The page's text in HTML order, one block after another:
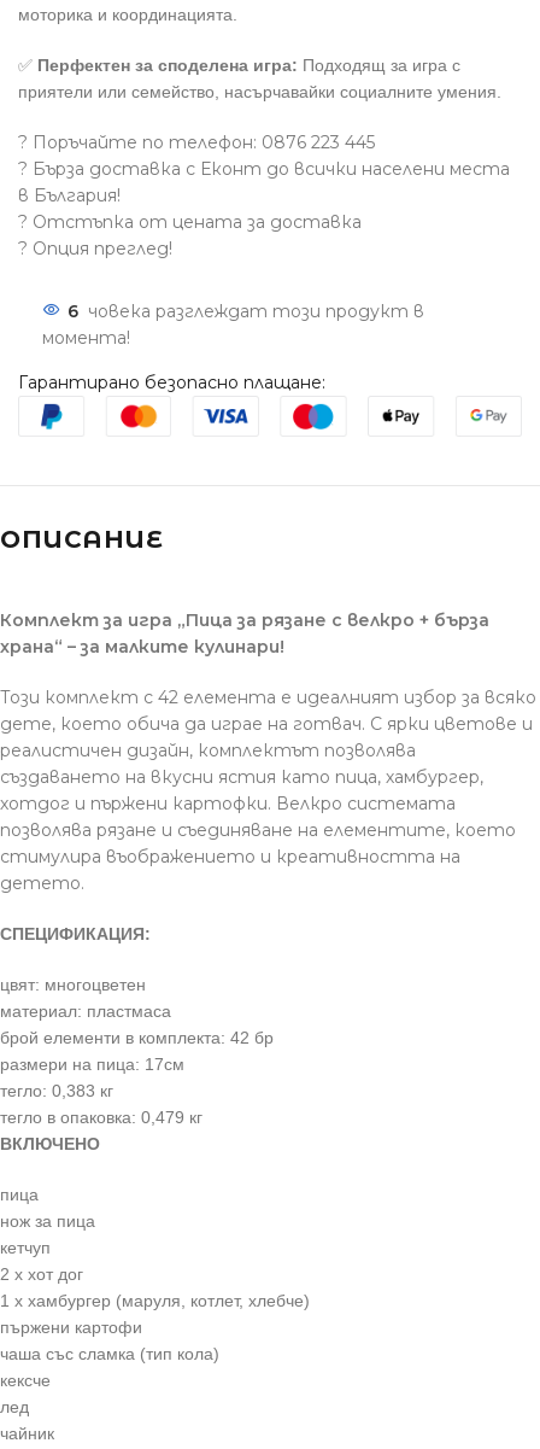
моторика и координацията.
✅ Перфектен за споделена игра: Подходящ за игра с
приятели или семейство, насърчавайки социалните умения.
? Поръчайте по телефон: 0876 223 445
? Бърза доставка с Еконт до всички населени места
в България!
? Отстъпка от цената за доставка
? Опция преглед!
6 човека разглеждат този продукт в
момента!
Гарантирано безопасно плащане:
ОПИСАНИЕ
Комплект за игра „Пица за рязане с велкро + бърза
храна“ – за малките кулинари!
Този комплект с 42 елемента е идеалният избор за всяко
дете, което обича да играе на готвач. С ярки цветове и
реалистичен дизайн, комплектът позволява
създаването на вкусни ястия като пица, хамбургер,
хотдог и пържени картофки. Велкро системата
позволява рязане и съединяване на елементите, което
стимулира въображението и креативността на
детето.
СПЕЦИФИКАЦИЯ:
цвят: многоцветен
материал: пластмаса
брой елементи в комплекта: 42 бр
размери на пица: 17см
тегло: 0,383 кг
тегло в опаковка: 0,479 кг
ВКЛЮЧЕНО
пица
нож за пица
кетчуп
2 х хот дог
1 х хамбургер (маруля, котлет, хлебче)
пържени картофи
чаша със сламка (тип кола)
кексче
лед
чайник